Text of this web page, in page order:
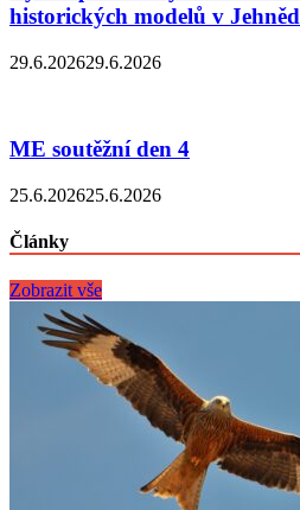
historických modelů v
29.6.202629.6.2026
ME soutěžní den 4
25.6.202625.6.2026
Články
Zobrazit vše